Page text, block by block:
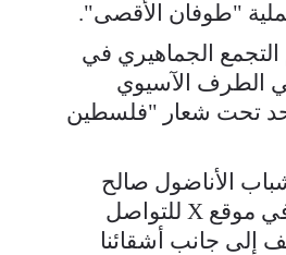
"طوفان الأقصى".
الجماهيري في
الطرف الآسيوي
تحت شعار "فلسطين
الأناضول صالح
تورهان عبر حسابه في موقع X للتواصل
إلى جانب أشقائنا